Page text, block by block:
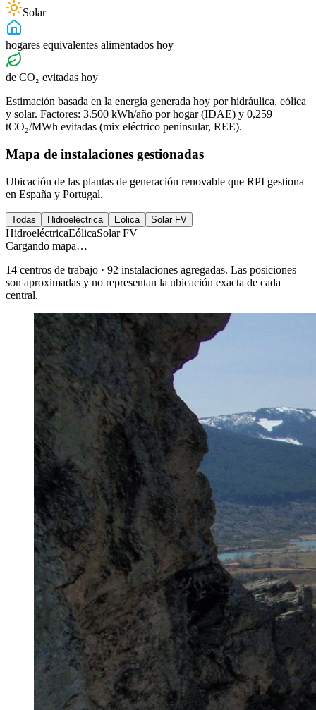
Solar
hogares equivalentes alimentados hoy
de CO₂ evitadas hoy
Estimación basada en la energía generada hoy por hidráulica, eólica
y solar. Factores: 3.500 kWh/año por hogar (IDAE) y 0,259
tCO₂/MWh evitadas (mix eléctrico peninsular, REE).
Mapa de instalaciones gestionadas
Ubicación de las plantas de generación renovable que RPI gestiona
en España y Portugal.
Todas Hidroeléctrica Eólica Solar FV
HidroeléctricaEólicaSolar FV
Cargando mapa…
14 centros de trabajo · 92 instalaciones agregadas. Las posiciones
son aproximadas y no representan la ubicación exacta de cada
central.